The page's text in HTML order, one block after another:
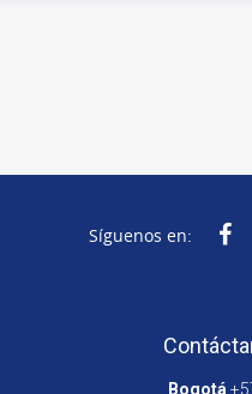
Bogotá
Síguenos en: